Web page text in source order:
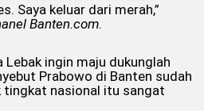
Saya keluar dari merah,”
Banten.com.
Lebak ingin maju dukunglah
Prabowo di Banten sudah
tingkat nasional itu sangat